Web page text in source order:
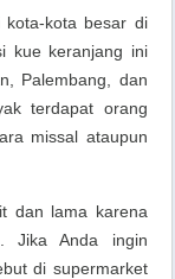
kota-kota besar di
kue keranjang ini
Palembang, dan
terdapat orang
missal ataupun
dan lama karena
Jika Anda ingin
di supermarket